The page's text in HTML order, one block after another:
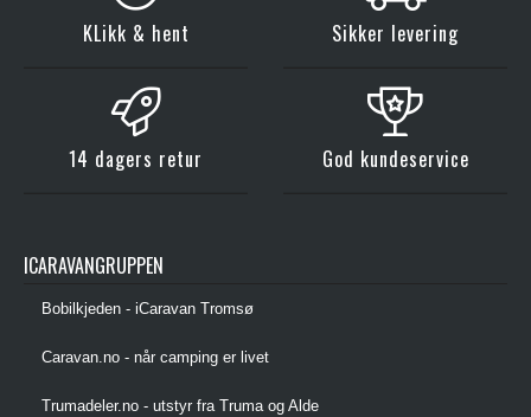
KLikk & hent Sikker levering
14 dagers retur God kundeservice
ICARAVANGRUPPEN
Bobilkjeden - iCaravan Tromsø
Caravan.no - når camping er livet
Trumadeler.no - utstyr fra Truma og Alde